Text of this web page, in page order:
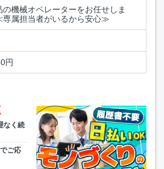
の機械オペレーターをお任せしま
属担当者がいるから安心≫
円
なく続
ご応